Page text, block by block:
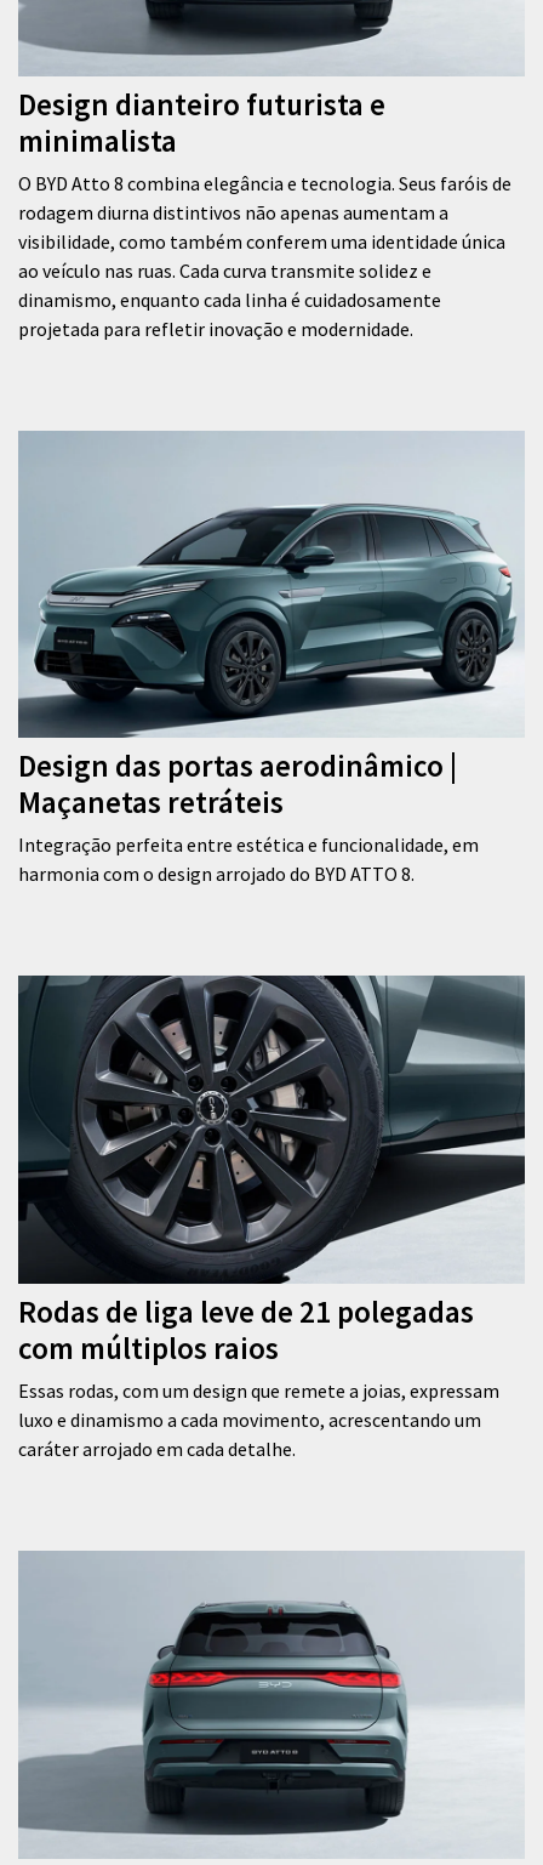
Design dianteiro futurista e
minimalista
O BYD Atto 8 combina elegância e tecnologia. Seus faróis de
rodagem diurna distintivos não apenas aumentam a
visibilidade, como também conferem uma identidade única
ao veículo nas ruas. Cada curva transmite solidez e
dinamismo, enquanto cada linha é cuidadosamente
projetada para refletir inovação e modernidade.
Design das portas aerodinâmico |
Maçanetas retráteis
Integração perfeita entre estética e funcionalidade, em
harmonia com o design arrojado do BYD ATTO 8.
Rodas de liga leve de 21 polegadas
com múltiplos raios
Essas rodas, com um design que remete a joias, expressam
luxo e dinamismo a cada movimento, acrescentando um
caráter arrojado em cada detalhe.